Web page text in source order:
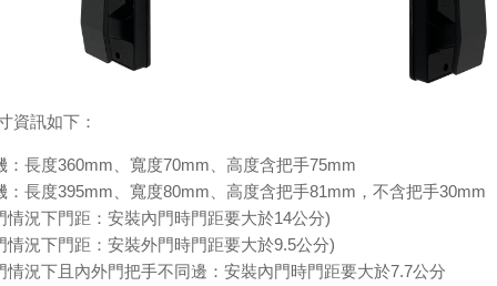
資訊如下：
：長度360mm、寬度70mm、高度含把手75mm
：長度395mm、寬度80mm、高度含把手81mm，不含把手30mm
情況下門距：安裝內門時門距要大於14公分)
情況下門距：安裝外門時門距要大於9.5公分)
情況下且內外門把手不同邊：安裝內門時門距要大於7.7公分